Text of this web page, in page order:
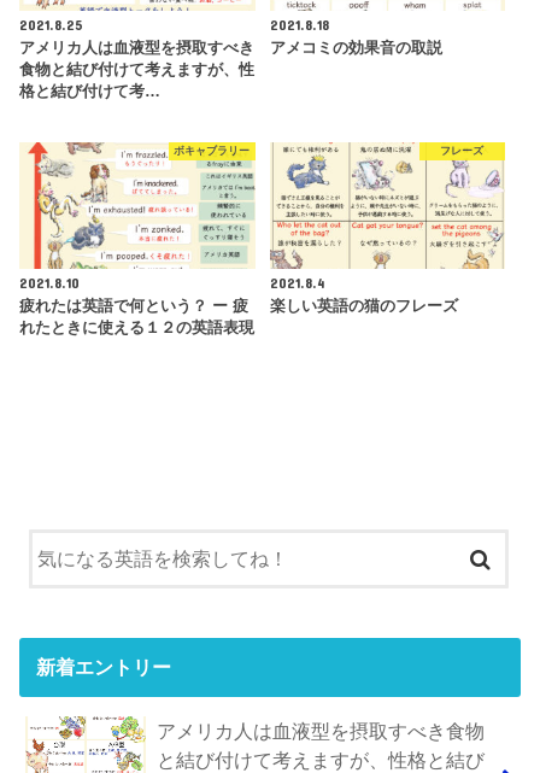
2021.8.25
アメリカ人は血液型を摂取すべき
食物と結び付けて考えますが、性
格と結び付けて考…
2021.8.18
アメコミの効果音の取説
ボキャブラリー
2021.8.10
疲れたは英語で何という？ ー 疲
れたときに使える１２の英語表現
フレーズ
2021.8.4
楽しい英語の猫のフレーズ
新着エントリー
アメリカ人は血液型を摂取すべき食物
と結び付けて考えますが、性格と結び